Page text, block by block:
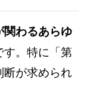
関わるあらゆ
す。特に「第
断が求められ